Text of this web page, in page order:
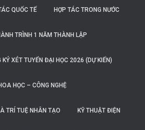
QUỐC TẾ HỢP TÁC TRONG NƯỚC
TRÌNH 1 NĂM THÀNH LẬP
KÝ XÉT TUYỂN ĐẠI HỌC 2026 (DỰ KIẾN)
HỌC – CÔNG NGHỆ
TRÍ TUỆ NHÂN TẠO KỸ THUẬT ĐIỆN